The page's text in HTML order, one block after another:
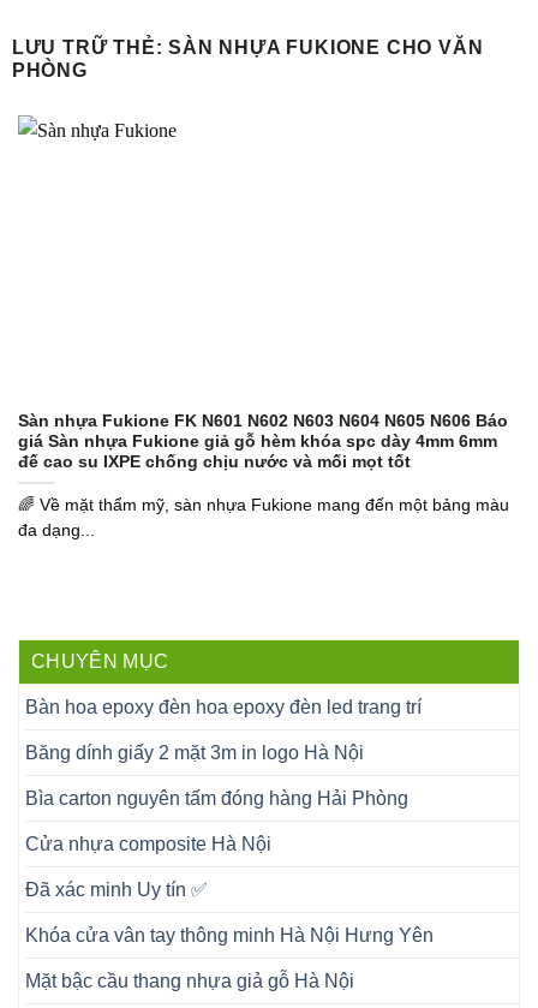
qua
nội
LƯU TRỮ THẺ:SÀN NHỰA FUKIONE CHO VĂN
PHÒNG
Sàn nhựa Fukione FK N601 N602 N603 N604 N605 N606 Báo
giá Sàn nhựa Fukione giả gỗ hèm khóa spc dày 4mm 6mm
đế cao su IXPE chống chịu nước và mối mọt tốt
🌈 Về mặt thẩm mỹ, sàn nhựa Fukione mang đến một bảng màu
đa dạng...
CHUYÊN MỤC
Bàn hoa epoxy đèn hoa epoxy đèn led trang trí
Băng dính giấy 2 mặt 3m in logo Hà Nội
Bìa carton nguyên tấm đóng hàng Hải Phòng
Cửa nhựa composite Hà Nội
Đã xác minh Uy tín ✅
Khóa cửa vân tay thông minh Hà Nội Hưng Yên
Mặt bậc cầu thang nhựa giả gỗ Hà Nội